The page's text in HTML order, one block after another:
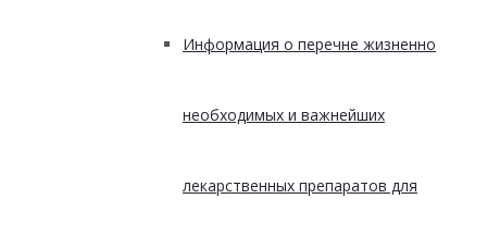
Информация о перечне жизненно
необходимых и важнейших
лекарственных препаратов для